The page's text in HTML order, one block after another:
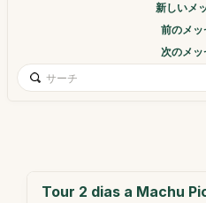
新しいメ
前のメッ
次のメッ
Tour 2 dias a Machu